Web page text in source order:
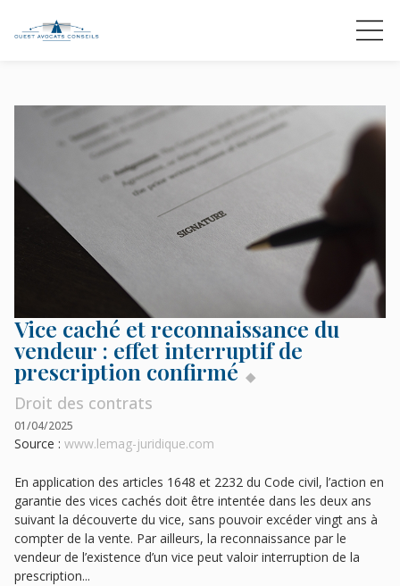
Vice caché et reconnaissance du
vendeur : effet interruptif de
prescription confirmé
Droit des contrats
01/04/2025
Source : www.lemag-juridique.com
En application des articles 1648 et 2232 du Code civil, l’action en
garantie des vices cachés doit être intentée dans les deux ans
suivant la découverte du vice, sans pouvoir excéder vingt ans à
compter de la vente. Par ailleurs, la reconnaissance par le
vendeur de l’existence d’un vice peut valoir interruption de la
prescription...